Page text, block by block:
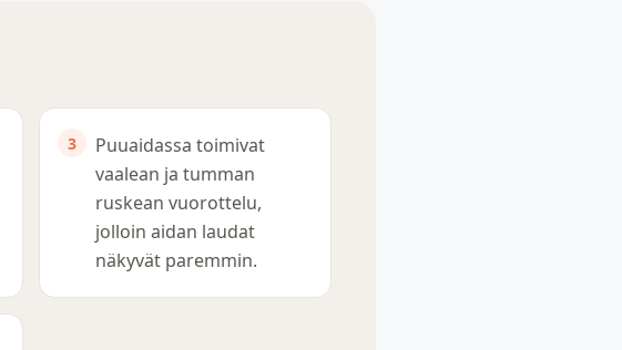
Puuaidassa toimivat
vaalean ja tumman
ruskean vuorottelu,
jolloin aidan laudat
näkyvät paremmin.